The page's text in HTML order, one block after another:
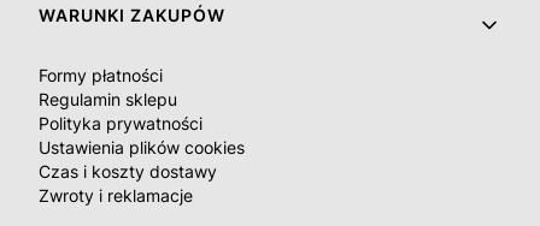
Linki w stopce
WARUNKI ZAKUPÓW
Formy płatności
Regulamin sklepu
Polityka prywatności
Ustawienia plików cookies
Czas i koszty dostawy
Zwroty i reklamacje